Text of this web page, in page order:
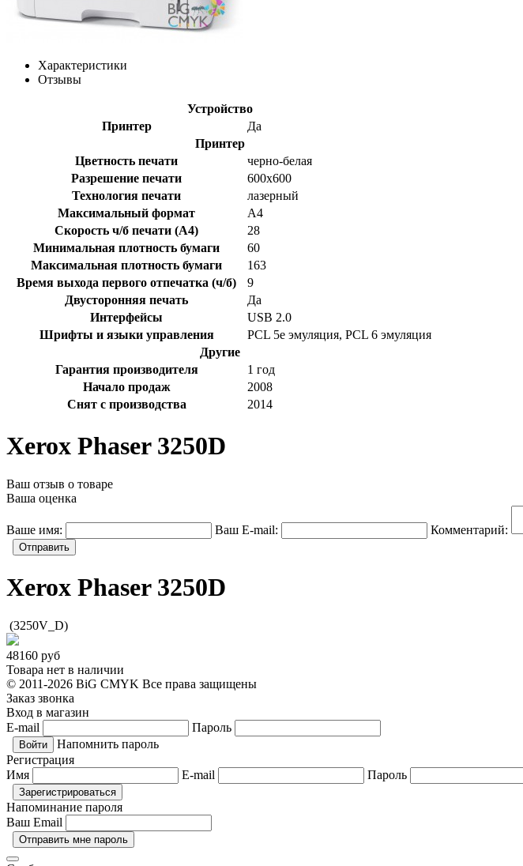
Характеристики
Отзывы
Устройство
Принтер
Да
Принтер
Цветность печати
черно-белая
Разрешение печати
600x600
Технология печати
лазерный
Максимальный формат
A4
Скорость ч/б печати (A4)
28
Минимальная плотность бумаги
60
Максимальная плотность бумаги
163
Время выхода первого отпечатка (ч/б)
9
Двусторонняя печать
Да
Интерфейсы
USB 2.0
Шрифты и языки управления
PCL 5e эмуляция, PCL 6 эмуляция
Другие
Гарантия производителя
1 год
Начало продаж
2008
Снят с производства
2014
Xerox Phaser 3250D
Ваш отзыв о товаре
Ваша оценка
Ваше имя: Ваш E-mail: Комментарий:
Отправить
Xerox Phaser 3250D
(3250V_D)
48160 руб
Товара нет в наличии
© 2011-2026 BiG CMYK Все права защищены
Заказ звонка
Вход в магазин
E-mail
Пароль
Напомнить пароль
Регистрация
Имя
E-mail Пароль
Напоминание пароля
Ваш Email